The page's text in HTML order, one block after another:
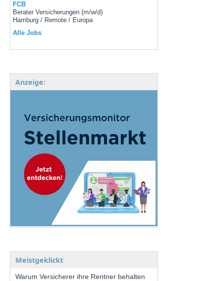
FCB
Berater Versicherungen (m/w/d)
Hamburg / Remote / Europa
Alle Jobs
Anzeige:
Meistgeklickt
Warum Versicherer ihre Rentner behalten